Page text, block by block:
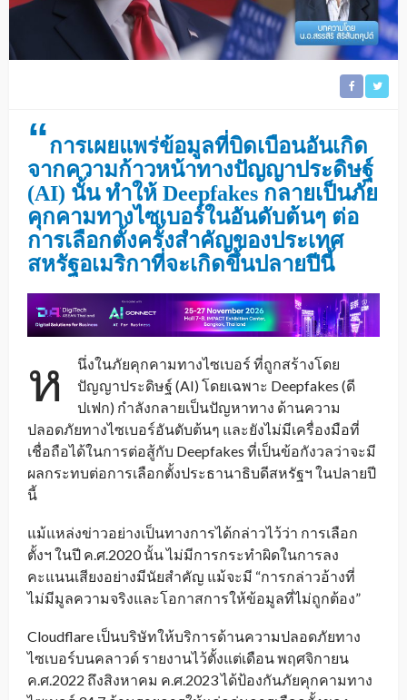
“การเผยแพร่ข้อมูลที่บิดเบือนอันเกิด
จากความก้าวหน้าทางปัญญาประดิษฐ์
(AI) นั้น ทำให้ Deepfakes กลายเป็นภัย
คุกคามทางไซเบอร์ในอันดับต้นๆ ต่อ
การเลือกตั้งครั้งสำคัญของประเทศ
สหรัฐอเมริกาที่จะเกิดขึ้นปลายปีนี้
ห
นึ่งในภัยคุกคามทางไซเบอร์ ที่ถูกสร้างโดย
ปัญญาประดิษฐ์ (AI) โดยเฉพาะ Deepfakes (ดี
ปเฟก) กำลังกลายเป็นปัญหาทาง ด้านความ
ปลอดภัยทางไซเบอร์อันดับต้นๆ และยังไม่มีเครื่องมือที่
เชื่อถือได้ในการต่อสู้กับ Deepfakes ที่เป็นข้อกังวลว่าจะมี
ผลกระทบต่อการเลือกตั้งประธานาธิบดีสหรัฐฯ ในปลายปี
นี้
แม้แหล่งข่าวอย่างเป็นทางการได้กล่าวไว้ว่า การเลือก
ตั้งฯ ในปี ค.ศ.2020 นั้น ไม่มีการกระทำผิดในการลง
คะแนนเสียงอย่างมีนัยสำคัญ แม้จะมี “การกล่าวอ้างที่
ไม่มีมูลความจริงและโอกาสการให้ข้อมูลที่ไม่ถูกต้อง”
Cloudflare เป็นบริษัทให้บริการด้านความปลอดภัยทาง
ไซเบอร์บนคลาวด์ รายงานไว้ตั้งแต่เดือน พฤศจิกายน
ค.ศ.2022 ถึงสิงหาคม ค.ศ.2023 ได้ป้องกันภัยคุกคามทาง